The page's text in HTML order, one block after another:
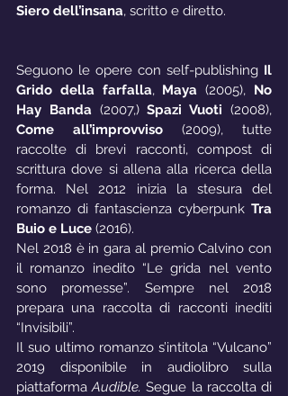
Siero dell’insana, scritto e diretto.
Seguono le opere con self-publishing Il
Grido della farfalla, Maya (2005), No
Hay Banda (2007,) Spazi Vuoti
Come all’improvviso (2009), tutte
raccolte di brevi racconti, compost di
scrittura dove si allena alla ricerca della
forma. Nel 2012 inizia la stesura del
romanzo di fantascienza cyberpunk Tra
Buio e Luce (2016).
Nel 2018 è in gara al premio Calvino con
il romanzo inedito “Le grida nel vento
sono promesse”. Sempre nel 2018
prepara una raccolta di racconti inediti
“Invisibili”.
Il suo ultimo romanzo s’intitola “Vulcano”
2019 disponibile in audiolibro sulla
piattaforma Audible. Segue la raccolta di